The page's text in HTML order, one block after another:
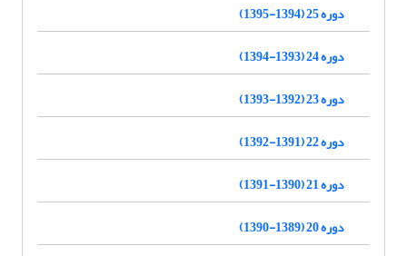
دوره 25 (1394-1395)
دوره 24 (1393-1394)
دوره 23 (1392-1393)
دوره 22 (1391-1392)
دوره 21 (1390-1391)
دوره 20 (1389-1390)